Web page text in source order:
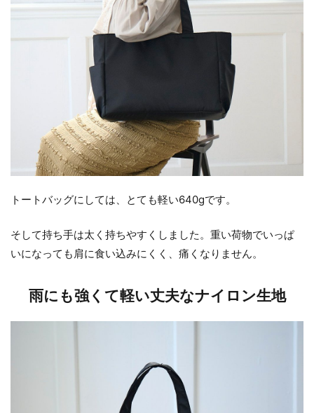
トートバッグにしては、とても軽い640gです。
そして持ち手は太く持ちやすくしました。重い荷物でいっぱ
いになっても肩に食い込みにくく、痛くなりません。
雨にも強くて軽い丈夫なナイロン生地